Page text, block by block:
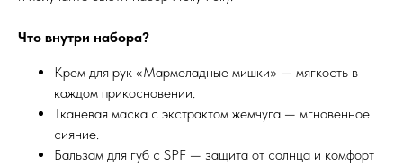
Что внутри набора?
Крем для рук «Мармеладные мишки» — мягкость в
каждом прикосновении.
Тканевая маска с экстрактом жемчуга — мгновенное
сияние.
Бальзам для губ с SPF — защита от солнца и комфорт